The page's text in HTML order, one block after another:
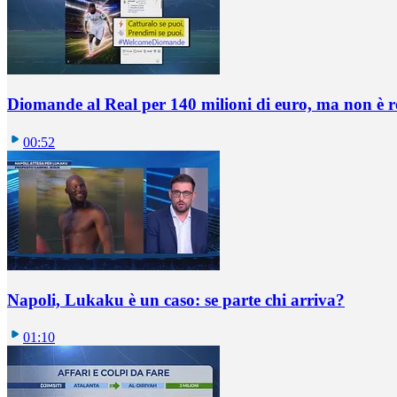
Diomande al Real per 140 milioni di euro, ma non è
00:52
Napoli, Lukaku è un caso: se parte chi arriva?
01:10